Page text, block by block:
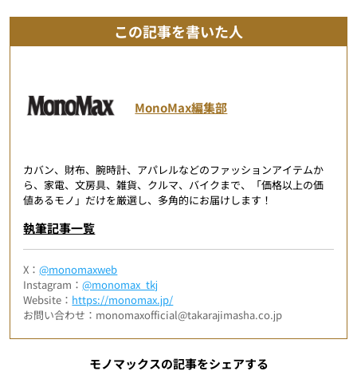
この記事を書いた人
MonoMax編集部
カバン、財布、腕時計、アパレルなどのファッションアイテムか
ら、家電、文房具、雑貨、クルマ、バイクまで、「価格以上の価
値あるモノ」だけを厳選し、多角的にお届けします！
執筆記事一覧
X：@monomaxweb
Instagram：@monomax_tkj
Website： https://monomax.jp/
お問い合わせ：monomaxofficial@takarajimasha.co.jp
モノマックスの記事をシェアする